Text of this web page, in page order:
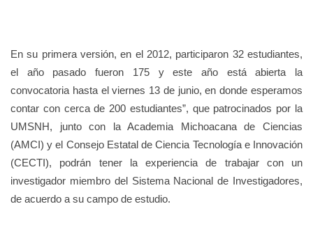
En su primera versión, en el 2012, participaron 32 estudiantes,
el año pasado fueron 175 y este año está abierta la
convocatoria hasta el viernes 13 de junio, en donde esperamos
contar con cerca de 200 estudiantes”, que patrocinados por la
UMSNH, junto con la Academia Michoacana de Ciencias
(AMCI) y el Consejo Estatal de Ciencia Tecnología e Innovación
(CECTI), podrán tener la experiencia de trabajar con un
investigador miembro del Sistema Nacional de Investigadores,
de acuerdo a su campo de estudio.